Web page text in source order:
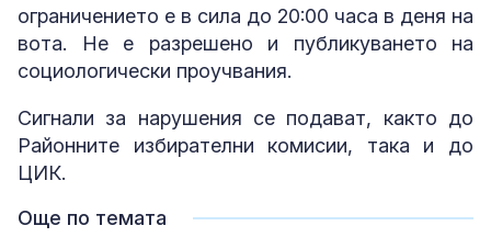
ограничението е в сила до 20:00 часа в деня на
вота. Не е разрешено и публикуването на
социологически проучвания.
Сигнали за нарушения се подават, както до
Районните избирателни комисии, така и до
ЦИК.
Още по темата